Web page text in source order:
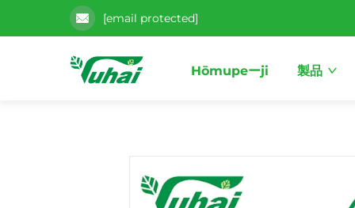
[email protected]
Hōmupeーji 製品